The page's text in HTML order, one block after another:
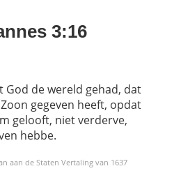
3:16
God de wereld gehad, dat
gegeven heeft, opdat
gelooft, niet verderve,
hebbe.
aan de Staten Vertaling van 1637